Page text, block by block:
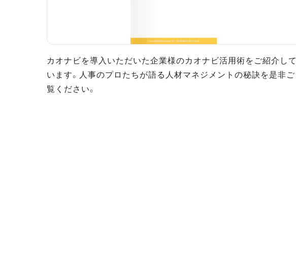
カオナビを導入いただいた企業様のカオナビ活用術をご紹介して
います。人事のプロたちが語る人材マネジメントの秘訣を是非ご
覧ください。